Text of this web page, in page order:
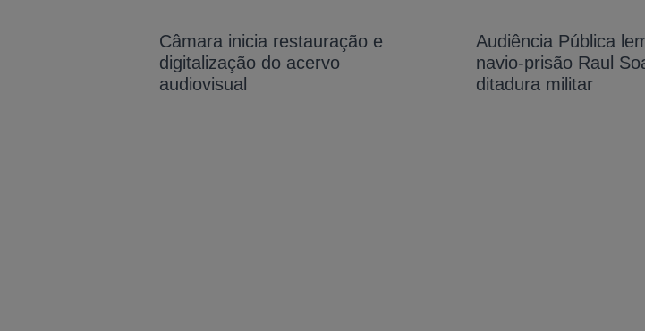
Câmara inicia restauração e
digitalização do acervo
audiovisual
Audiência Pública
navio-prisão Raul
ditadura militar